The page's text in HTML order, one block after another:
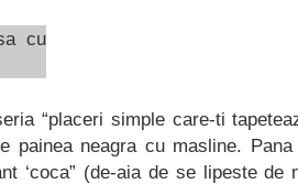
“placeri simple care-ti
painea neagra cu masline.
‘coca” (de-aia de se lipeste